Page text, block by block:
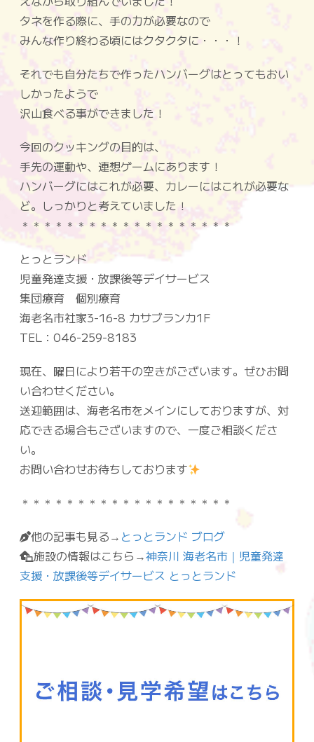
タネを作る際に、手の力が必要なので
みんな作り終わる頃にはクタクタに・・・！
それでも自分たちで作ったハンバーグはとってもおい
しかったようで
沢山食べる事ができました！
今回のクッキングの目的は、
手先の運動や、連想ゲームにあります！
ハンバーグにはこれが必要、カレーにはこれが必要な
ど。しっかりと考えていました！
＊＊＊＊＊＊＊＊＊＊＊＊＊＊＊＊＊＊＊
とっとランド
児童発達支援・放課後等デイサービス
集団療育 個別療育
海老名市社家3-16-8 カサブランカ1F
TEL：046-259-8183
現在、曜日により若干の空きがございます。ぜひお問
い合わせください。
送迎範囲は、海老名市をメインにしておりますが、対
応できる場合もございますので、一度ご相談くださ
い。
お問い合わせお待ちしております
＊＊＊＊＊＊＊＊＊＊＊＊＊＊＊＊＊＊＊
他の記事も見る→ とっとランド ブログ
施設の情報はこちら→神奈川 海老名市｜児童発達
支援・放課後等デイサービス とっとランド